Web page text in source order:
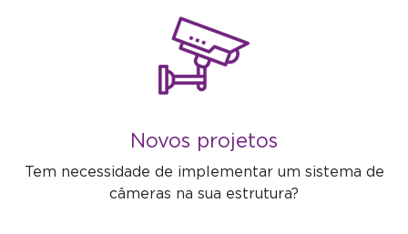
Novos projetos
Tem necessidade de implementar um sistema de
câmeras na sua estrutura?